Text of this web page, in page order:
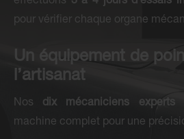
pour vérifier chaque organe
Un équipement de
l’artisanat
Nos dix mécaniciens experts
machine complet pour une